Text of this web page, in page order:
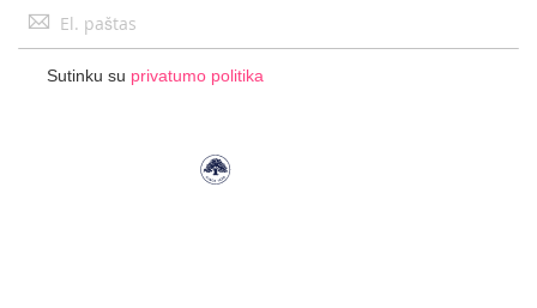
Užsisakykite
naujienlaiškį:
Sutinku su privatumo politika